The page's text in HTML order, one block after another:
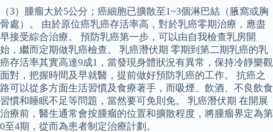
（3）腫瘤大於5公分；癌細胞已擴散至1~3個淋巴結（腋窩或胸
骨處）。 由於原位癌乳癌存活率高，對於乳癌零期治療，應盡
早接受綜合治療。 預防乳癌第一步，可以由自我檢查乳房開
始，繼而定期做乳癌檢查。 乳癌潛伏期 零期到第二期乳癌的乳
癌存活率其實高達9成1，當發現身體狀況有異常，保持冷靜樂觀
面對，把握時間及早就醫，提前做好預防乳癌的工作。 抗癌之
路可以從多方面生活習慣及食療著手，而吸煙、飲酒、不良飲食
習慣和睡眠不足等問題，當然要可免則免。 乳癌潛伏期 在開展
治療前，醫生通常會按腫瘤的位置和擴散程度，將腫瘤界定為第
0至4期，從而為患者制定治療計劃。